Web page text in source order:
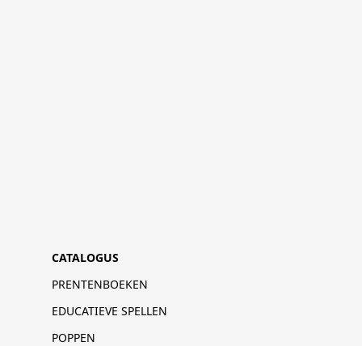
CATALOGUS
PRENTENBOEKEN
EDUCATIEVE SPELLEN
POPPEN